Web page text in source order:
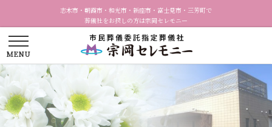
志木市・朝霞市・和光市・新座市・富士見市・三芳町で
葬儀社をお探しの方は宗岡セレモニー